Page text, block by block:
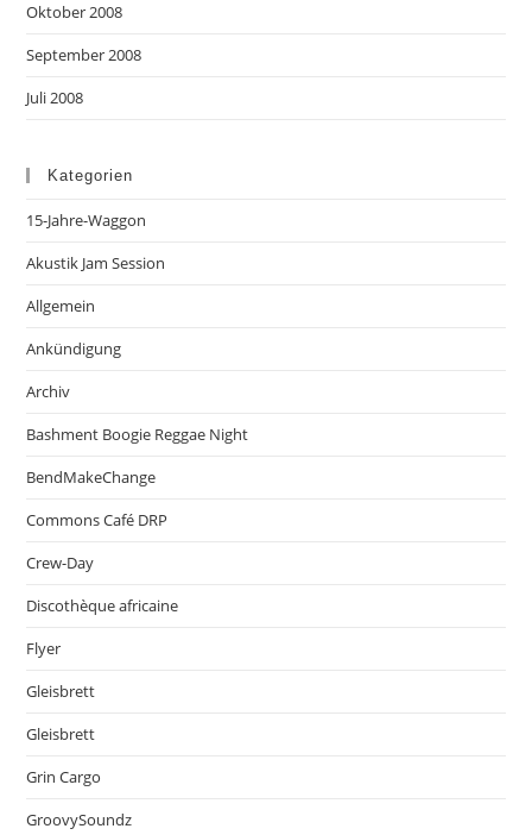
Oktober 2008
September 2008
Juli 2008
Kategorien
15-Jahre-Waggon
Akustik Jam Session
Allgemein
Ankündigung
Archiv
Bashment Boogie Reggae Night
BendMakeChange
Commons Café DRP
Crew-Day
Discothèque africaine
Flyer
Gleisbrett
Gleisbrett
Grin Cargo
GroovySoundz